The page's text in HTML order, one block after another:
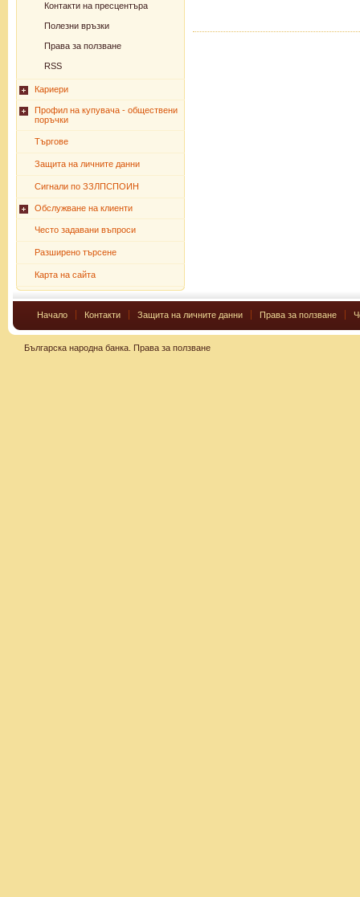
Контакти на пресцентъра
Полезни връзки
Права за ползване
RSS
Кариери
Профил на купувача - обществени
поръчки
Търгове
Защита на личните данни
Сигнали по ЗЗЛПСПОИН
Обслужване на клиенти
Често задавани въпроси
Разширено търсене
Карта на сайта
Начало Контакти Защита на личните данни Права за ползване
Българска народна банка. Права за ползване